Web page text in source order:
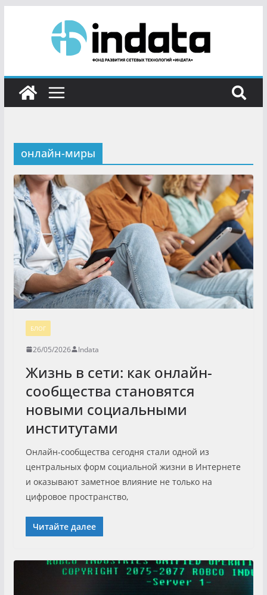
онлайн-миры
БЛОГ
26/05/2026 Indata
Жизнь в сети: как онлайн-
сообщества становятся
новыми социальными
институтами
Онлайн-сообщества сегодня стали одной из
центральных форм социальной жизни в Интернете
и оказывают заметное влияние не только на
цифровое пространство,
Читайте далее